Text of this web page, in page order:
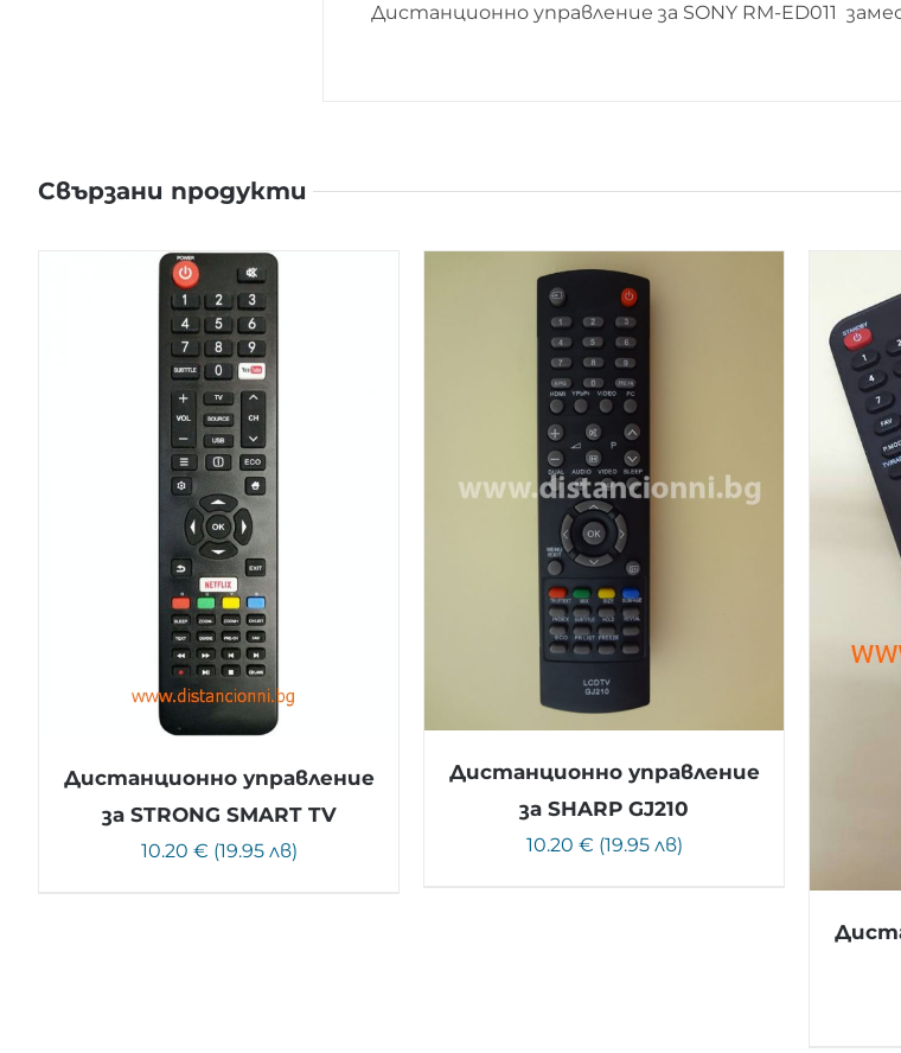
Дистанционно управление за SONY RM-ED011
Свързани продукти
Дистанционно управление
за STRONG SMART TV
10.20 € (19.95 лв)
Дистанционно управление
за SHARP GJ210
10.20 € (19.95 лв)